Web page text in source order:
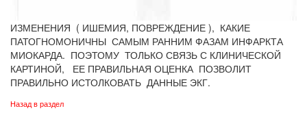
ИЗМЕНЕНИЯ ( ИШЕМИЯ, ПОВРЕЖДЕНИЕ ), КАКИЕ
ПАТОГНОМОНИЧНЫ САМЫМ РАННИМ ФАЗАМ ИНФАРКТА
МИОКАРДА. ПОЭТОМУ ТОЛЬКО СВЯЗЬ С КЛИНИЧЕСКОЙ
КАРТИНОЙ, ЕЕ ПРАВИЛЬНАЯ ОЦЕНКА ПОЗВОЛИТ
ПРАВИЛЬНО ИСТОЛКОВАТЬ ДАННЫЕ ЭКГ.
Назад в раздел